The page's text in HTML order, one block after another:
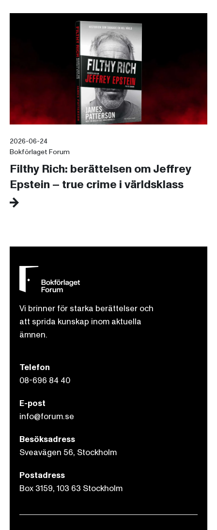
2026-06-24
Bokförlaget Forum
Filthy Rich: berättelsen om Jeffrey
Epstein – true crime i världsklass
Vi brinner för starka berättelser och
att sprida kunskap inom aktuella
ämnen.
Telefon
08-696 84 40
E-post
info@forum.se
Besöksadress
Sveavägen 56, Stockholm
Postadress
Box 3159, 103 63 Stockholm